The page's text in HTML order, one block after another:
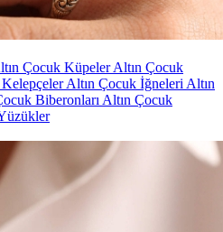
Çocuk KüpelerAltın Çocuk
Altın Çocuk İğneleri Altın
Biberonları Altın Çocuk